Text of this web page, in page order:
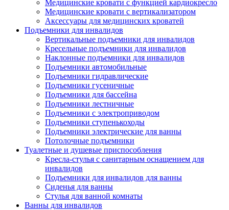
Медицинские кровати с функцией кардиокресло
Медицинские кровати с вертикализатором
Аксессуары для медицинских кроватей
Подъемники для инвалидов
Вертикальные подъемники для инвалидов
Кресельные подъемники для инвалидов
Наклонные подъемники для инвалидов
Подъемники автомобильные
Подъемники гидравлические
Подъемники гусеничные
Подъемники для бассейна
Подъемники лестничные
Подъемники с электроприводом
Подъемники ступенькоходы
Подъемники электрические для ванны
Потолочные подъемники
Туалетные и душевые приспособления
Кресла-стулья с санитарным оснащением для
инвалидов
Подъемники для инвалидов для ванны
Сиденья для ванны
Стулья для ванной комнаты
Ванны для инвалидов